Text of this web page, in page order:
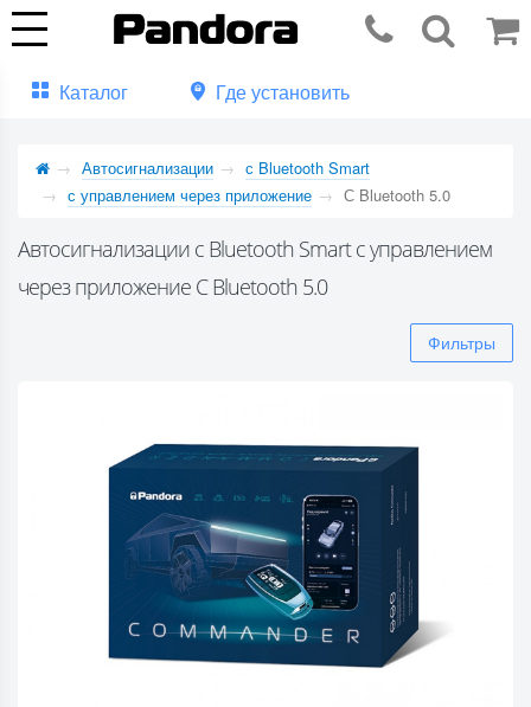
Каталог Где установить
Автосигнализации
с Bluetooth Smart
с управлением через приложение
С Bluetooth 5.0
Автосигнализации с Bluetooth Smart с управлением
через приложение С Bluetooth 5.0
Фильтры